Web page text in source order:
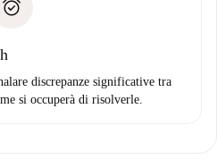
pagamento
discrepanze significative tra
si occuperà di risolverle.